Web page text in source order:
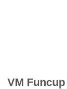
VM